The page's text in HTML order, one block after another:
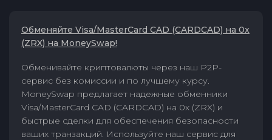
Обменяйте Visa/MasterCard CAD (CARDCAD) на 0x
(ZRX) на MoneySwap!
Обменивайте криптовалюты через наш P2P-
сервис без комиссии и по лучшему курсу.
MoneySwap предлагает надежные обменники
Visa/MasterCard CAD (CARDCAD) на 0x (ZRX) и
быстрые сделки для обеспечения безопасности
ваших транзакций. Используйте наш сервис для